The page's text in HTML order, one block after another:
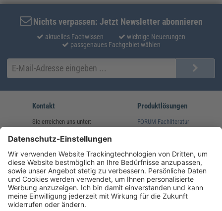
Nichts verpassen: Jetzt Newsletter abonnieren
aktuelles Fachwissen
wichtige Neuerungen
passgenaues Fachgebiet wählen
Kontakt
Sie erreichen uns unter:
(08233) 38 11 23
service@forum-verlag.com
Mo-Do 07:30 - 17:00 Uhr
Fr 07:30 - 15:00 Uhr
Produktlösungen
FORUM Fachliteratur
Folgen Sie uns